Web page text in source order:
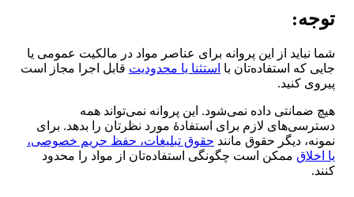
توجه:
شما نباید از این پروانه برای عناصر مواد در مالکیت عمومی یا
جایی که استفاده‌تان با استثنا یا محدودیت قابل اجرا مجاز است
پیروی کنید.
هیچ ضمانتی داده نمی‌شود. این پروانه نمی‌تواند همه
دسترسی‌های لازم برای استفادهٔ مورد نظرتان را بدهد. برای
نمونه، دیگر حقوق مانند حقوق تبلیغات، حفظ حریم خصوصی،
یا اخلاق ممکن است چگونگی استفاده‌تان از مواد را محدود
کنند.